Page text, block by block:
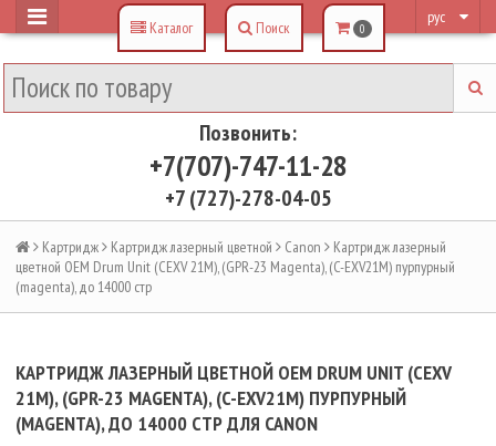
рус
Позвонить:
+7(707)-747-11-28
+7 (727)-278-04-05
Каталог Поиск 0
Картридж Картридж лазерный цветной Canon
Картридж лазерный
цветной OEM Drum Unit (CEXV 21M), (GPR-23 Magenta), (C-EXV21M) пурпурный
(magenta), до 14000 стр
КАРТРИДЖ ЛАЗЕРНЫЙ ЦВЕТНОЙ OEM DRUM UNIT (CEXV
21M), (GPR-23 MAGENTA), (C-EXV21M) ПУРПУРНЫЙ
(MAGENTA), ДО 14000 СТР ДЛЯ CANON